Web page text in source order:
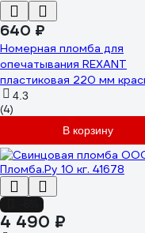
640 ₽
Номерная пломба для
опечатывания REXANT
пластиковая 220 мм
50 шт 07-6111
4.3
(4)
В корзину
4 490 ₽